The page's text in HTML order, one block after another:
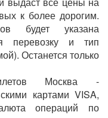
к более дорогим.
будет указана
перевозку и тип
Останется только
Москва -
картами VISA,
операций по